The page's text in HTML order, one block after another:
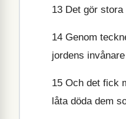
13 Det gör
14 Genom
jordens
15 Och det fick
låta döda dem